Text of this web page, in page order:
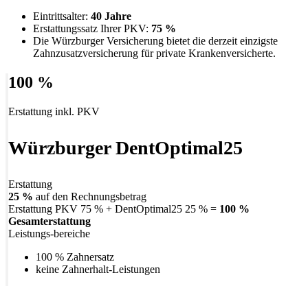
Eintrittsalter: 40 Jahre
Erstattungssatz Ihrer PKV: 75 %
Die Würzburger Versicherung bietet die derzeit einzigste
Zahnzusatzversicherung für private Krankenversicherte.
100 %
Erstattung inkl. PKV
Würzburger DentOptimal25
Erstattung
25 % auf den Rechnungsbetrag
Erstattung PKV 75 % + DentOptimal25 25 % = 100 %
Gesamterstattung
Leistungs-bereiche
100 % Zahnersatz
keine Zahnerhalt-Leistungen